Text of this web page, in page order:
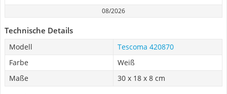
08/2026
Technische Details
Modell
Tescoma 420870
Farbe
Weiß
Maße
30 x 18 x 8 cm